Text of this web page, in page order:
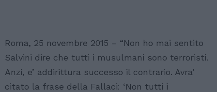
Roma, 25 novembre 2015 – “Non ho mai sentito
Salvini dire che tutti i musulmani sono terroristi.
Anzi, e’ addirittura successo il contrario. Avra’
citato la frase della Fallaci: ‘Non tutti i